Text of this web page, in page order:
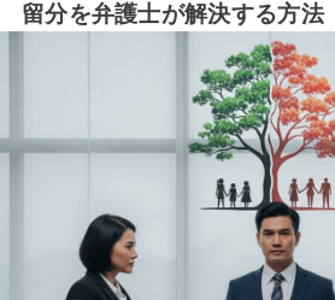
留分を弁護士が解決する方法